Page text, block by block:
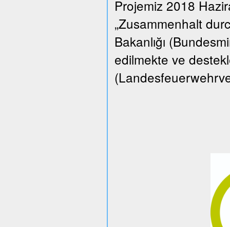
Projemiz 2018
„Zusammenhalt
Bakanlığı
edilmekte ve